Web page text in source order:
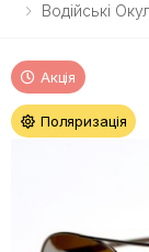
Водійські
Акція
Поляризація